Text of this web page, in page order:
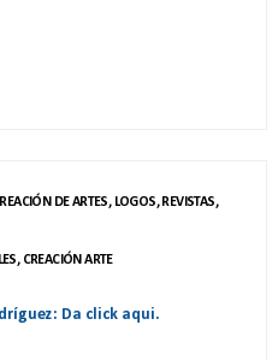
DE ARTES, LOGOS, REVISTAS,
CREACIÓN ARTE
Da click aqui.